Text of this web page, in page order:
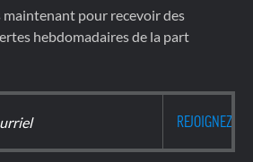
maintenant pour recevoir des
hebdomadaires de la part